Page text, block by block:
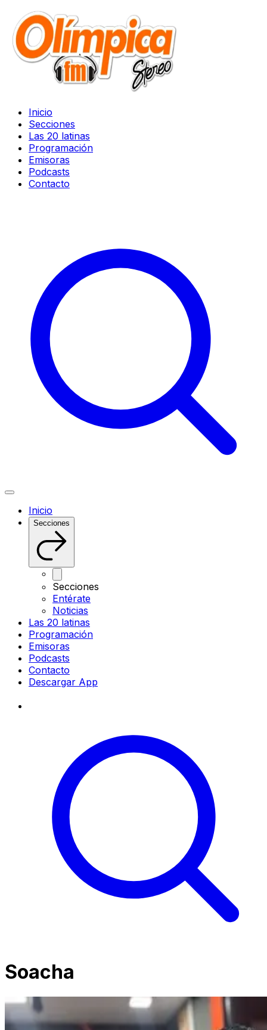
Inicio
Secciones
Las 20 latinas
Programación
Emisoras
Podcasts
Contacto
Inicio
Secciones
Secciones
Entérate
Noticias
Las 20 latinas
Programación
Emisoras
Podcasts
Contacto
Descargar App
Soacha